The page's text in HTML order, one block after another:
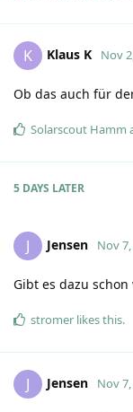
K Klaus K Nov
Ob das auch für
Solarscout Hamm
5 DAYS LATER
J Jensen Nov
Gibt es dazu schon
stromer likes this.
J Jensen Nov